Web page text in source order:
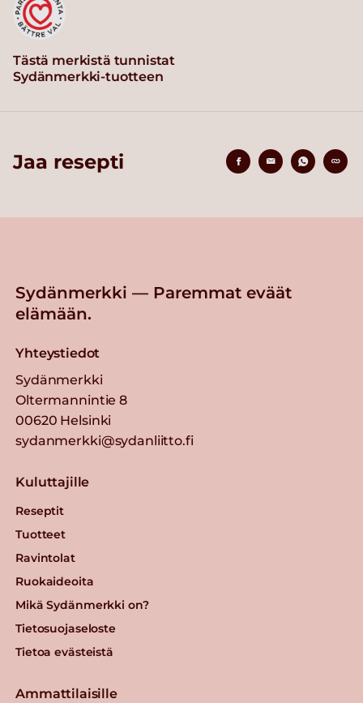
Tästä merkistä tunnistat
Sydänmerkki-tuotteen
Jaa resepti
Sydänmerkki — Paremmat eväät
elämään.
Yhteystiedot
Sydänmerkki
Oltermannintie 8
00620 Helsinki
sydanmerkki@sydanliitto.fi
Kuluttajille
Reseptit
Tuotteet
Ravintolat
Ruokaideoita
Mikä Sydänmerkki on?
Tietosuojaseloste
Tietoa evästeistä
Ammattilaisille